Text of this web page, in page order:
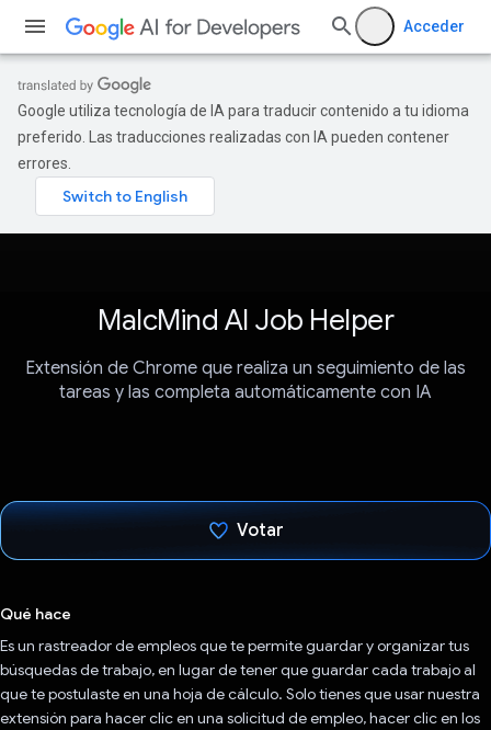
Acceder
Google utiliza tecnología de IA para traducir contenido a tu idioma
preferido. Las traducciones realizadas con IA pueden contener
errores.
MalcMind AI Job Helper
Extensión de Chrome que realiza un seguimiento de las
tareas y las completa automáticamente con IA
Votar
Qué hace
Es un rastreador de empleos que te permite guardar y organizar tus
búsquedas de trabajo, en lugar de tener que guardar cada trabajo al
que te postulaste en una hoja de cálculo. Solo tienes que usar nuestra
extensión para hacer clic en una solicitud de empleo, hacer clic en los